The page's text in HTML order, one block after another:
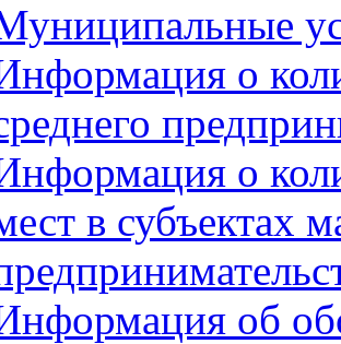
о
о
в субъектах
об